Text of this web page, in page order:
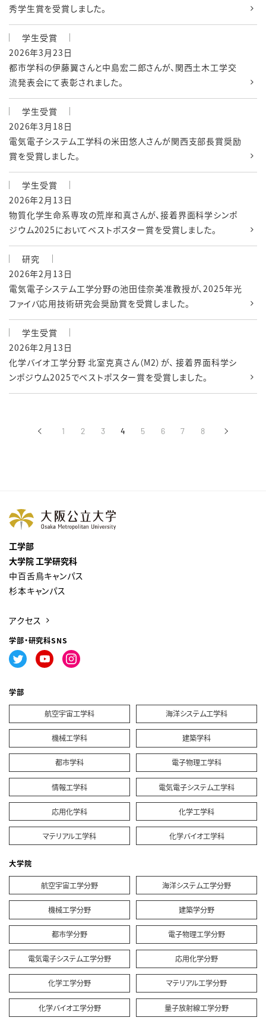
秀学生賞を受賞しました。
学生受賞
2026年3月23日
都市学科の伊藤翼さんと中島宏二郎さんが、関西土木工学交
流発表会にて表彰されました。
学生受賞
2026年3月18日
電気電子システム工学科の米田悠人さんが関西支部長賞奨励
賞を受賞しました。
学生受賞
2026年2月13日
物質化学生命系専攻の荒岸和真さんが、接着界面科学シンポ
ジウム2025においてベストポスター賞を受賞しました。
研究
2026年2月13日
電気電子システム工学分野の池田佳奈美准教授が、2025年光
ファイバ応用技術研究会奨励賞を受賞しました。
学生受賞
2026年2月13日
化学バイオ工学分野 北室克真さん（M2）が、 接着界面科学シ
ンポジウム2025でベストポスター賞を受賞しました。
‹前へ 1 2 3 4 5 6 7 8 ›次へ
工学部
大学院 工学研究科
中百舌鳥キャンパス
杉本キャンパス
アクセス
学部・研究科SNS
学部
航空宇宙工学科 海洋システム工学科
機械工学科 建築学科
都市学科 電子物理工学科
情報工学科 電気電子システム工学科
応用化学科 化学工学科
マテリアル工学科 化学バイオ工学科
大学院
航空宇宙工学分野 海洋システム工学分野
機械工学分野 建築学分野
都市学分野 電子物理工学分野
電気電子システム工学分野 応用化学分野
化学工学分野 マテリアル工学分野
化学バイオ工学分野 量子放射線工学分野